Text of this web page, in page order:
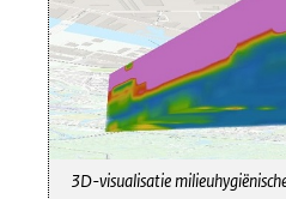
3D-visualisatie